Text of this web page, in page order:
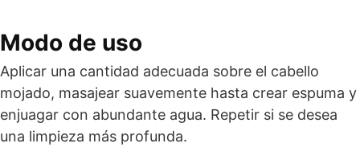
Modo de uso
Aplicar una cantidad adecuada sobre el cabello
mojado, masajear suavemente hasta crear espuma y
enjuagar con abundante agua. Repetir si se desea
una limpieza más profunda.